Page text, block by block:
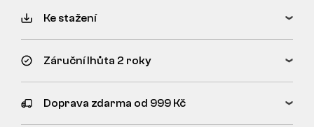
Ke stažení
Záruční lhůta 2 roky
Doprava zdarma od 999 Kč